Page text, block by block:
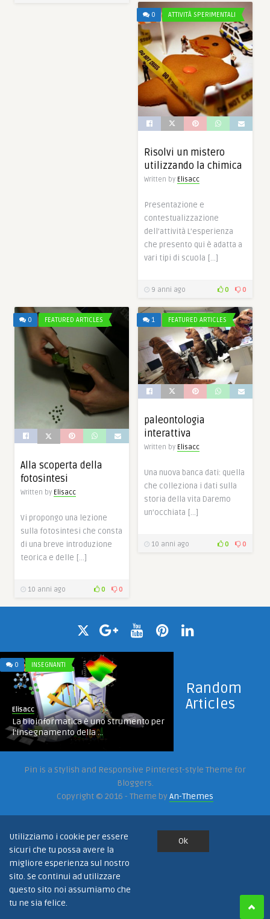
0 ATTIVITÀ SPERIMENTALI
Risolvi un mistero
utilizzando la chimica
Written by Elisacc
Presentazione e
contestualizzazione
dell’attività L’esperienza
che presento qui è adatta a
vari tipi di scuola […]
9 anni ago 0 0
0 FEATURED ARTICLES
Alla scoperta della
fotosintesi
Written by Elisacc
Vi propongo una lezione
sulla fotosintesi che consta
di una breve introduzione
teorica e delle […]
10 anni ago 0 0
1 FEATURED ARTICLES
paleontologia
interattiva
Written by Elisacc
Una nuova banca dati: quella
che colleziona i dati sulla
storia della vita Daremo
un’occhiata […]
10 anni ago 0 0
Random
Articles
0 INSEGNANTI
Elisacc
La bioinformatica è uno strumento per
l’insegnamento della ...
web
2 GIOVANI
Elisacc
Pin is a Stylish and Responsive Pinterest-style Theme for
Bloggers.
Copyright © 2016 - Theme byAn-Themes
Utilizziamo i cookie per essere
sicuri che tu possa avere la
migliore esperienza sul nostro
sito. Se continui ad utilizzare
questo sito noi assumiamo che
tu ne sia felice.
Ok